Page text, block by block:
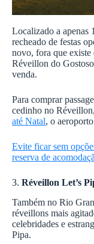
Localizado a apenas
recheado de festas
novo, fora que
Réveillon do
venda.
Para comprar
cedinho no
até Natal, o
Evite ficar sem
reserva de
3. Réveillon Let’s
Também no Rio
réveillons mais
celebridades e
Pipa.